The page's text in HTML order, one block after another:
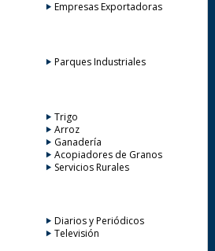
Empresas Exportadoras
Parques Industriales
Trigo
Arroz
Ganadería
Acopiadores de Granos
Servicios Rurales
Diarios y Periódicos
Televisión